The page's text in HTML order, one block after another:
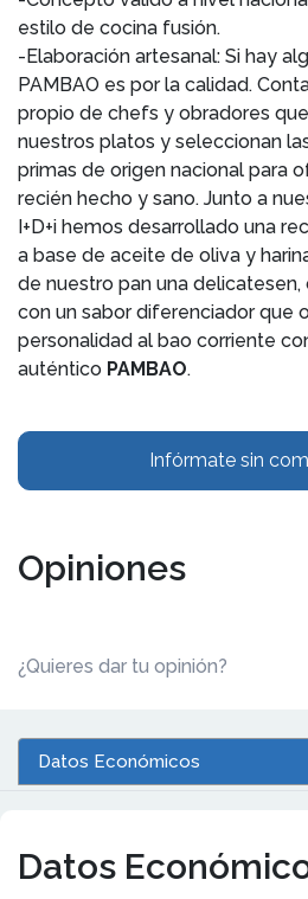
estilo de cocina fusión.
-Elaboración artesanal: Si hay
PAMBAO es por la calidad.
propio de chefs y obradores
nuestros platos y seleccionan
primas de origen nacional para
recién hecho y sano. Junto a
I+D+i hemos desarrollado una
a base de aceite de oliva y
de nuestro pan una delicatesen,
con un sabor diferenciador que
personalidad al bao corriente
auténtico PAMBAO.
Infórmate sin
Opiniones
¿Quieres dar tu opinión?
Datos Económicos
Datos